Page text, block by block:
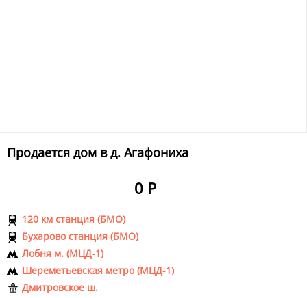
Продается дом в д. Агафониха
0 Р
120 км станция (БМО)
Бухарово станция (БМО)
Лобня м. (МЦД-1)
Шереметьевская метро (МЦД-1)
Дмитровское ш.